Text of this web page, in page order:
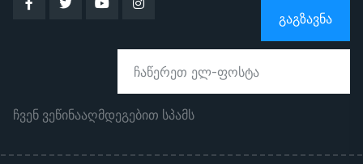
ᲒᲐᲒᲖᲐᲕᲜᲐ
ჩვენ ვეწინააღმდეგებით სპამს